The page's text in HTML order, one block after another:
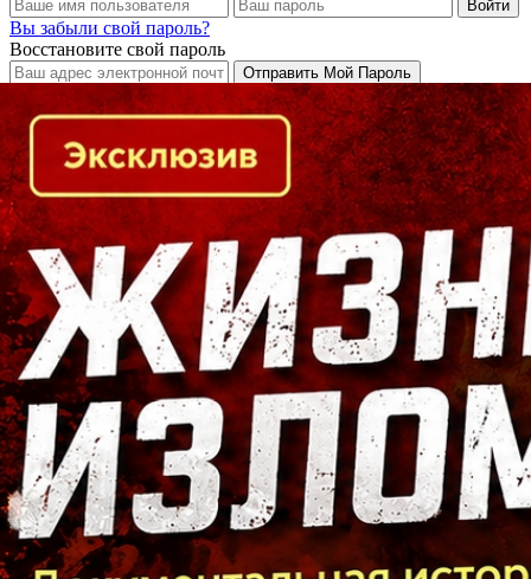
Вы забыли свой пароль?
Восстановите свой пароль
Кто есть кто в Байкальском регионе